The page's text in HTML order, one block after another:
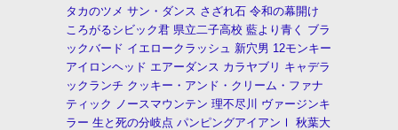
タカのツメ サン・ダンス さざれ石 令和の幕開け
ころがるシビック君 県立二子高校 藍より青く ブラ
ックバード イエロークラッシュ 新穴男 12モンキー
アイロンヘッド エアーダンス カラヤブリ キャデラ
ックランチ クッキー・アンド・クリーム・ファナ
ティック ノースマウンテン 理不尽川
ヴァージンキ
ラー 生と死の分岐点 パンピングアイアンⅠ
秋葉大